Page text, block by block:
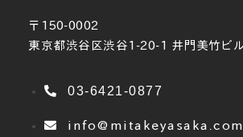
〒150-0002
東京都渋谷区渋谷1-20-1 井門美竹ビ
03-6421-0877
info@mitakeyasaka.com